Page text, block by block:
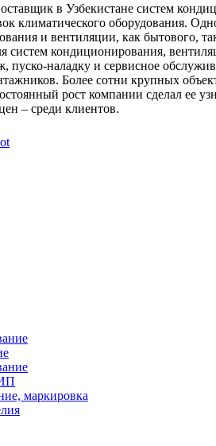
в Узбекистане систем
климатического оборудования.
и вентиляции, как бытового,
систем кондиционирования,
пуско-наладку и сервисное
Более сотни крупных
рост компании сделал ее
– среди клиентов.
маркировка